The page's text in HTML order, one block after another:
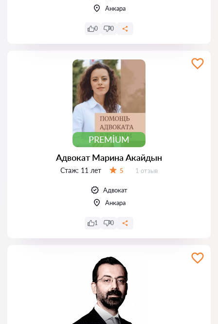
Анкара
0 0
PREMIUM
Адвокат Марина Акайдын
Стаж: 11 лет 5 Отзывов:
1 отзыв
Адвокат
Анкара
1 0